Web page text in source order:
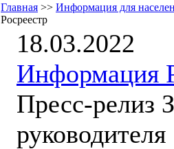
Главная >> Информация для
Росреестр
18.03.2022
Информация
Пресс-релиз
руководителя